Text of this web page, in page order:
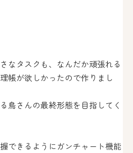
なタスクも、なんだか頑張れる
帳が欲しかったので作りまし
鳥さんの最終形態を目指してく
できるようにガンチャート機能